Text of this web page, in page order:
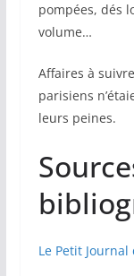
pompées, dés
volume…
Affaires à
parisiens
leurs peines.
Le Petit